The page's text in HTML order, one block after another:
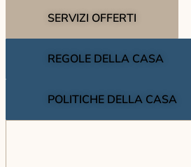
SERVIZI OFFERTI
REGOLE DELLA CASA
POLITICHE DELLA CASA